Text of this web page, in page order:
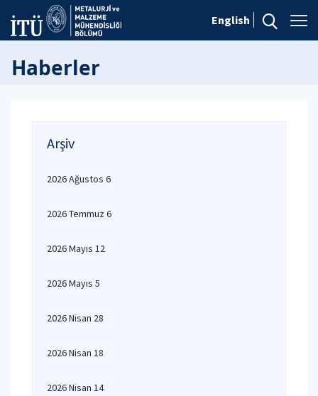
English
Haberler
Arşiv
2026 Ağustos 6
2026 Temmuz 6
2026 Mayıs 12
2026 Mayıs 5
2026 Nisan 28
2026 Nisan 18
2026 Nisan 14